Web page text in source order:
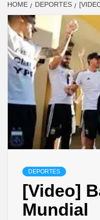
HOME DEPORTES
DEPORTES
[Video]
Mundial